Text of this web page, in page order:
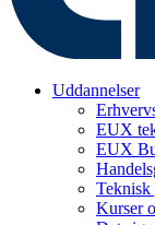
Uddannelser
EUX
EUX
Teknisk
Kurser